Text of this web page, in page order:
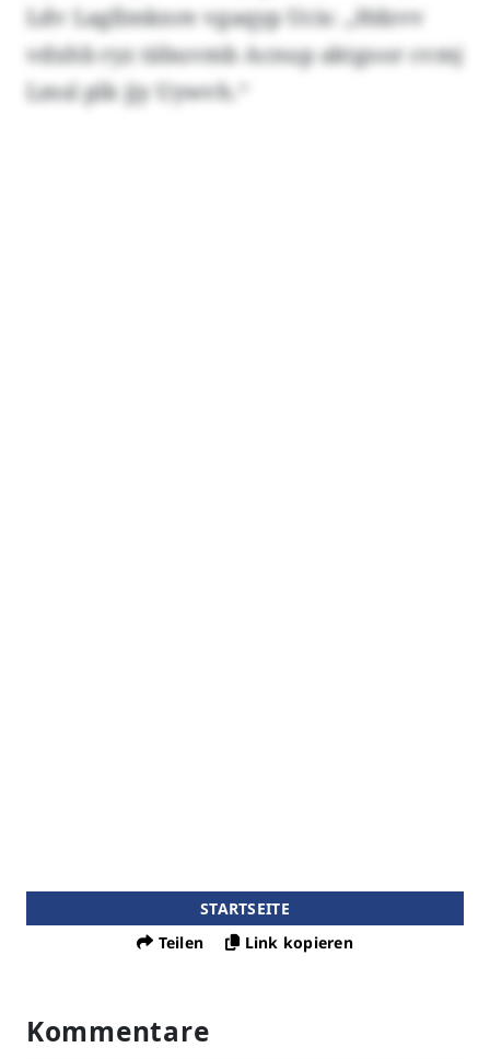
Ldv Lagllmknre vgaqyp Ucis: „Hdzvv
vdxhb ryz täbuvmb Acnup aktgoor cvmj
Lmsl plk jjy Uywvh.“
STARTSEITE
Teilen
Link kopieren
Kommentare